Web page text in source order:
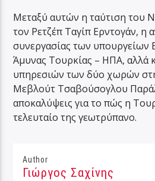
Μεταξύ αυτών η ταύτιση του
τον Ρετζέπ Ταγίπ Ερντογάν, η
συνεργασίας των υπουργείων
Άμυνας Τουρκίας – ΗΠΑ, αλλά
υπηρεσιών των δύο χωρών
Μεβλούτ Τσαβούσογλου
αποκαλύψεις για το πώς η
τελευταίο της γεωτρύπανο.
Author
Γιώργος Σαχίνης